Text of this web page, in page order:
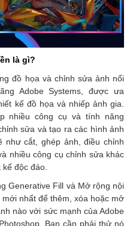
là gì?
đồ họa và chỉnh sửa ảnh nổi
Adobe Systems, được ưa
kế đồ họa và nhiếp ảnh gia.
nhiều công cụ và tính năng
sửa và tạo ra các hình ảnh
như cắt, ghép ảnh, điều chỉnh
nhiều công cụ chỉnh sửa khác
độc đáo.
Generative Fill và Mở rộng nội
nhất để thêm, xóa hoặc mở
nào với sức mạnh của Adobe
Bạn cần phải thử nó